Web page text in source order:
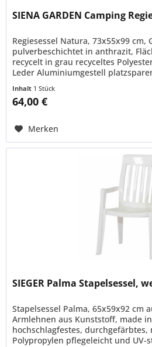
SIENA GARDEN Camping
Regiesessel Natura, 73x55x99 cm,
pulverbeschichtet in anthrazit,
recycelt in grau recyceltes
Leder Aluminiumgestell
Inhalt 1 Stück
64,00 €
Merken
SIEGER Palma Stapelsessel,
Stapelsessel Palma, 65x59x92 cm
Armlehnen aus Kunststoff, made
hochschlagfestes,
Polypropylen pflegeleicht und UV-